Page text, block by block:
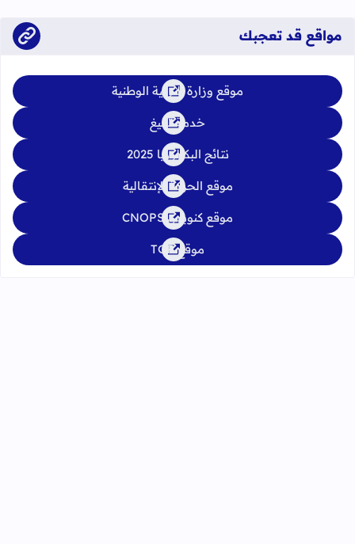
مواقع قد تعجبك
موقع وزارة التربية الوطنية
خدمة تبليغ
نتائج البكالوريا 2025
موقع الحركة الإنتقالية
موقع كنوبس CNOPS
موقع TGR